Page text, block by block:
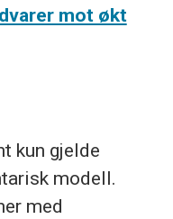
mot økt
kun gjelde
modell.
med